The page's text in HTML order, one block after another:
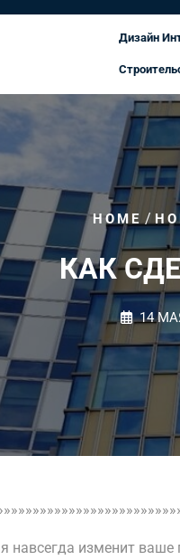
Дизайн
HOME /
КАК
14
навсегда изменит